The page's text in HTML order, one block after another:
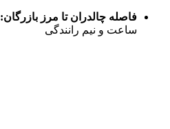
فاصله چالدران تا مرز بازرگان:
ساعت و نیم رانندگی